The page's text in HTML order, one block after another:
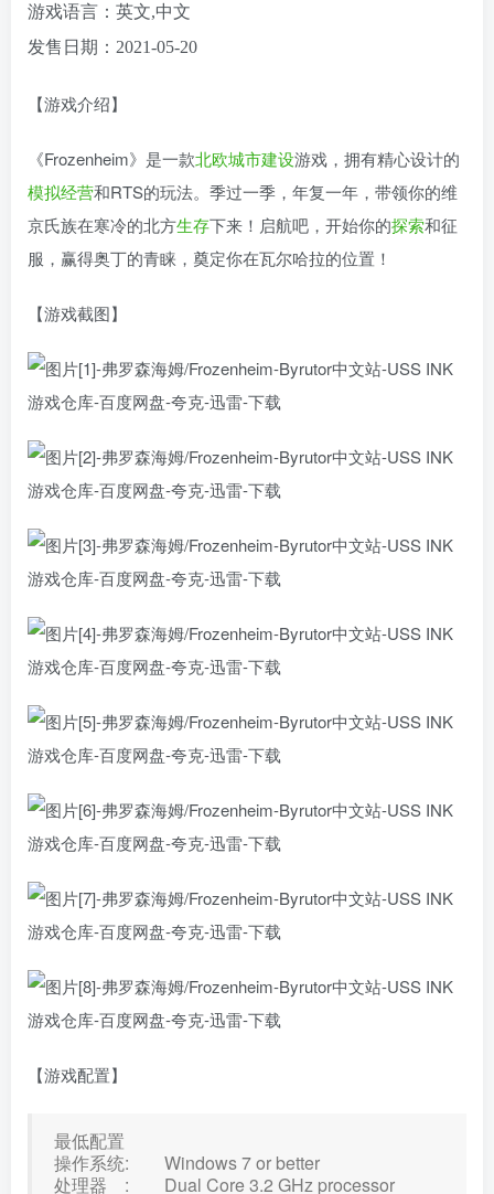
游戏语言：英文,中文
发售日期：2021-05-20
【游戏介绍】
《Frozenheim》是一款北欧城市建设游戏，拥有精心设计的
模拟经营和RTS的玩法。季过一季，年复一年，带领你的维
京氏族在寒冷的北方生存下来！启航吧，开始你的探索和征
服，赢得奥丁的青睐，奠定你在瓦尔哈拉的位置！
【游戏截图】
【游戏配置】
最低配置
操作系统: Windows 7 or better
处理器 : Dual Core 3.2 GHz processor